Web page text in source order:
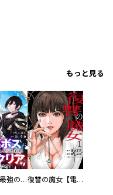
もっと見る
ゲーム内最強の『裏ボス』に転生したので、主人公の代わりに最速クリアを目指します！【電子単行本版】 復讐の魔女【電子単行本版】